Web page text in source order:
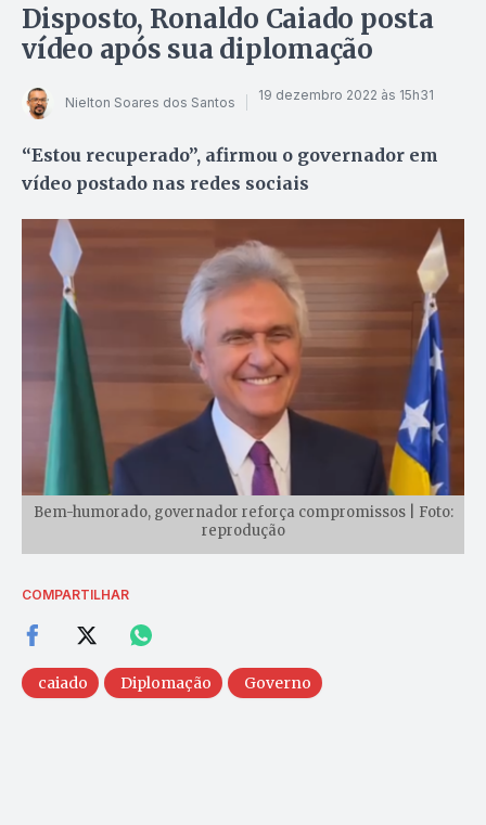
Disposto, Ronaldo Caiado posta
vídeo após sua diplomação
Nielton Soares dos Santos 19 dezembro 2022 às 15h31
“Estou recuperado”, afirmou o governador em
vídeo postado nas redes sociais
Bem-humorado, governador reforça compromissos | Foto:
reprodução
COMPARTILHAR
caiado Diplomação Governo